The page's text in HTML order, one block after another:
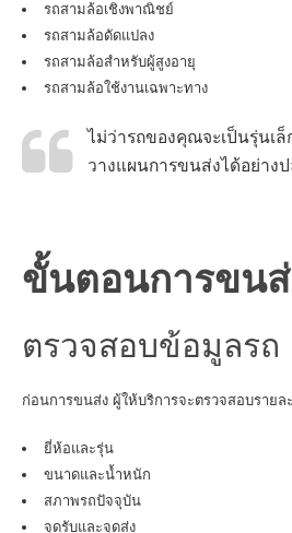
รถสามล้อเชิงพาณิชย์
รถสามล้อดัดแปลง
รถสามล้อสำหรับผู้สูงอายุ
รถสามล้อใช้งานเฉพาะทาง
ไม่ว่ารถของคุณจะเป็นรุ่นเ
วางแผนการขนส่งได้อย่าง
ขั้นตอนการขน
ตรวจสอบข้อมูลรถ
ก่อนการขนส่ง ผู้ให้บริการจะตรวจสอบรายล
ยี่ห้อและรุ่น
ขนาดและน้ำหนัก
สภาพรถปัจจุบัน
จุดรับและจุดส่ง